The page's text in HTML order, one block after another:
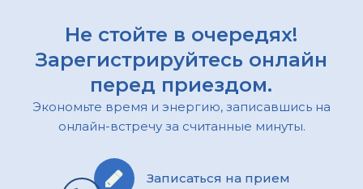
Не стойте в очередях!
Зарегистрируйтесь онлайн
перед приездом.
Экономьте время и энергию, записавшись на
онлайн-встречу за считанные минуты.
Записаться на прием